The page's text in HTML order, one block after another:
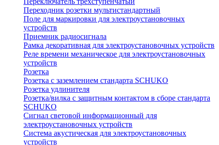
Переходник розетки мультистандартный
Поле для маркировки для электроустановочных
устройств
Приемник радиосигнала
Рамка декоративная для электроустановочных устройств
Реле времени механическое для электроустановочных
устройств
Розетка
Розетка с заземлением стандарта SCHUKO
Розетка удлинителя
Розетка/вилка с защитным контактом в сборе стандарта
SCHUKO
Сигнал световой информационный для
электроустановочных устройств
Система акустическая для электроустановочных
устройств